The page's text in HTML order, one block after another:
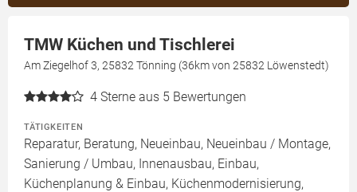
TMW Küchen und Tischlerei
Am Ziegelhof 3, 25832 Tönning (36km von 25832 Löwenstedt)
4 Sterne aus 5 Bewertungen
TÄTIGKEITEN
Reparatur, Beratung, Neueinbau, Neueinbau / Montage,
Sanierung / Umbau, Innenausbau, Einbau,
Küchenplanung & Einbau, Küchenmodernisierung,